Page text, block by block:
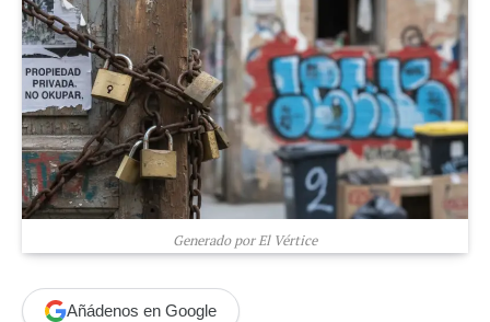
Generado por El Vértice
Añádenos en Google